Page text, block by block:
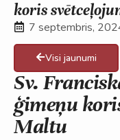
koris
7 septembris,
Visi jaunumi
Sv.
ģimeņu
Maltu